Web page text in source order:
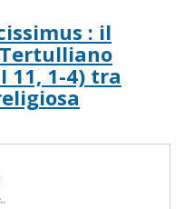
: il
11, 1-4) tra